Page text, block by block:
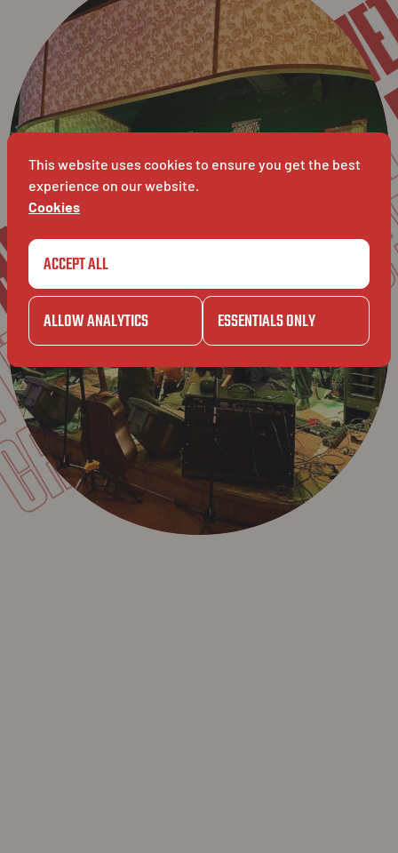
BAVET
CARPET
CARPET
BAVET
This website uses cookies to ensure you get the best
experience on our website.
Cookies
ACCEPT ALL
ALLOW ANALYTICS ESSENTIALS ONLY